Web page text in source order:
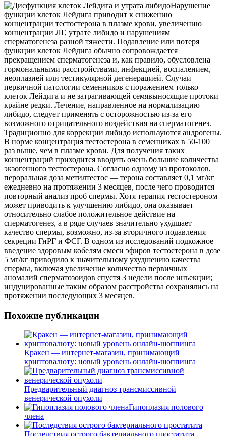
Нарушение
функции клеток Лейдига приводит к снижению
концентрации тестостерона в плазме крови, увеличению
концентрации ЛГ, утрате либидо и нарушениям
сперматогенеза разной тяжести. Подавление или потеря
функции клеток Лейдига обычно сопровождается
прекращением сперматогенеза и, как правило, обусловлена
гормональными расстройствами, инфекцией, воспалением,
неоплазией или тестикулярной дегенерацией. Случаи
первичной патологии семенников с поражением только
клеток Лейдига и не затрагивающей семявыносящие протоки
крайне редки. Лечение, направленное на нормализацию
либидо, следует применять с осторожностью из-за его
возможного отрицательного воздействия на сперматогенез.
Традиционно для коррекции либидо используются андрогены.
В норме концентрация тестостерона в семенниках в 50-100
раз выше, чем в плазме крови. Для получения таких
концентраций приходится вводить очень большие количества
экзогенного тестостерона. Согласно одному из протоколов,
пероральная доза метилтестос — терона составляет 0,1 мг/кг
ежедневно на протяжении 3 месяцев, после чего проводится
повторный анализ проб спермы. Хотя терапия тестостероном
может приводить к улучшению либидо, она оказывает
относительно слабое положительное действие на
сперматогенез, а в ряде случаев значительно ухудшает
качество спермы, возможно, из-за вторичного подавления
секреции ГнРГ и ФСГ. В одном из исследований подкожное
введение здоровым кобелям смеси эфиров тестостерона в дозе
5 мг/кг приводило к значительному ухудшению качества
спермы, включая увеличение количество первичных
аномалий сперматозоидов спустя 3 недели после инъекции;
индуцированные таким образом расстройства сохранялись на
протяжении последующих 3 месяцев.
Похожие публикации
Кракен — интернет-магазин, принимающий
криптовалюту: новый уровень онлайн-шоппинга
Предварительный диагноз трансмиссивной
венерической опухоли
Гипоплазия полового
члена